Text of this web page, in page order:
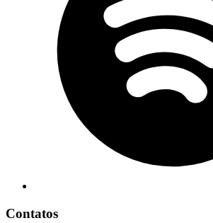
Contatos